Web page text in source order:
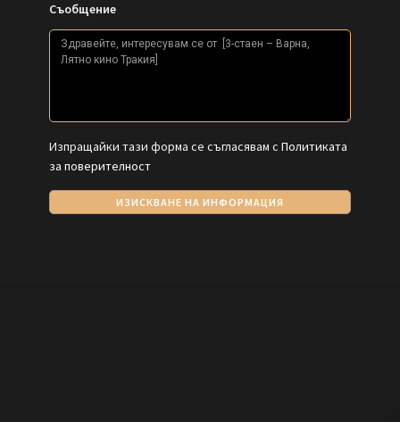
Съобщение
Изпращайки тази форма се съгласявам с Политиката
за поверителност
ИЗИСКВАНЕ НА ИНФОРМАЦИЯ